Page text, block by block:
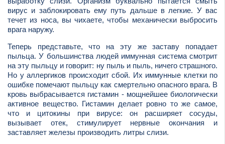
вирус и заблокировать ему путь дальше в легкие. У вас
течет из носа, вы чихаете, чтобы механически выбросить
врага наружу.
Теперь представьте, что на эту же заставу попадает
пыльца. У большинства людей иммунная система смотрит
на эту пыльцу и говорит: ну пыль и пыль, ничего страшного.
Но у аллергиков происходит сбой. Их иммунные клетки по
ошибке помечают пыльцу как смертельно опасного врага. В
кровь выбрасывается гистамин - мощнейшее биологически
активное вещество. Гистамин делает ровно то же самое,
что и цитокины при вирусе: он расширяет сосуды,
вызывает отек, стимулирует нервные окончания и
заставляет железы производить литры слизи.